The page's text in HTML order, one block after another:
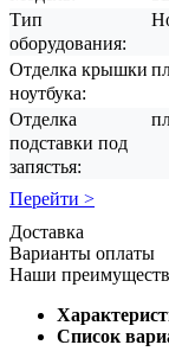
Тип
оборудования:
Отделка крышки
ноутбука:
Отделка
подставки под
запястья:
Перейти >
Доставка
Варианты оплаты
Наши
Список